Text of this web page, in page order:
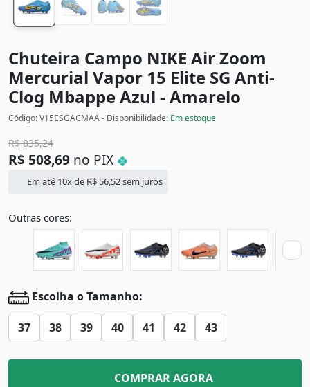
Chuteira Campo NIKE Air Zoom
Mercurial Vapor 15 Elite SG Anti-
Clog MbappeAzul - Amarelo
Código: V15ESGACMAA - Disponibilidade: Em estoque
R$835,24
R$ 508,69 no PIX
Em até 10x de R$ 56,52sem juros
Outras cores:
Escolha o Tamanho:
37 38 39 40 41 42 43
COMPRAR AGORA